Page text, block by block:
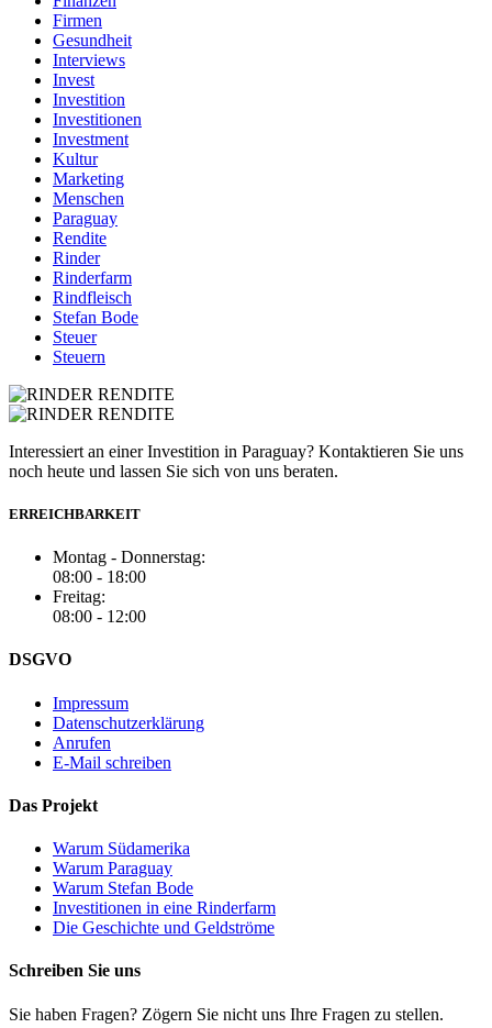
Firmen
Gesundheit
Interviews
Invest
Investition
Investitionen
Investment
Kultur
Marketing
Menschen
Paraguay
Rendite
Rinder
Rinderfarm
Rindfleisch
Stefan Bode
Steuer
Steuern
Interessiert an einer Investition in Paraguay? Kontaktieren Sie uns
noch heute und lassen Sie sich von uns beraten.
ERREICHBARKEIT
Montag - Donnerstag:
08:00 - 18:00
Freitag:
08:00 - 12:00
DSGVO
Impressum
Datenschutzerklärung
Anrufen
E-Mail schreiben
Das Projekt
Warum Südamerika
Warum Paraguay
Warum Stefan Bode
Investitionen in eine Rinderfarm
Die Geschichte und Geldströme
Schreiben Sie uns
Sie haben Fragen? Zögern Sie nicht uns Ihre Fragen zu stellen.